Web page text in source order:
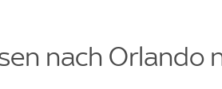
nach Orlando